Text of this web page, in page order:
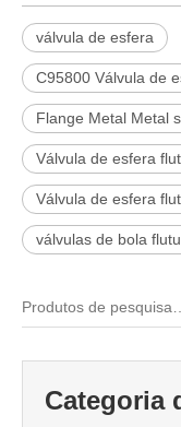
válvula de esfera
C95800 Válvula de
Flange Metal Metal
Válvula de esfera
Válvula de esfera
válvulas de bola
Categoria
J-VALVES fabrica